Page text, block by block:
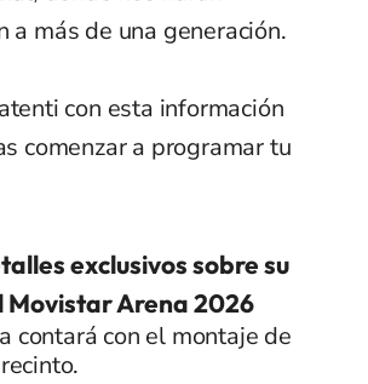
a más de una generación.
con esta información
comenzar a programar tu
exclusivos sobre su
Movistar Arena 2026
contará con el montaje de